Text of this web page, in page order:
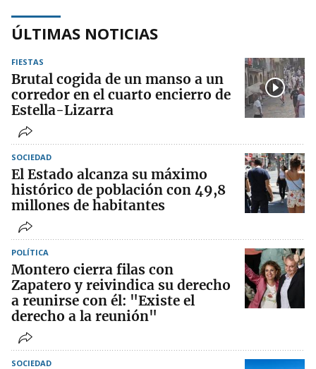
ÚLTIMAS NOTICIAS
FIESTAS
Brutal cogida de un manso a un
corredor en el cuarto encierro de
Estella-Lizarra
SOCIEDAD
El Estado alcanza su máximo
histórico de población con 49,8
millones de habitantes
POLÍTICA
Montero cierra filas con
Zapatero y reivindica su derecho
a reunirse con él: "Existe el
derecho a la reunión"
SOCIEDAD